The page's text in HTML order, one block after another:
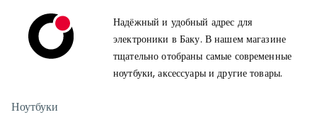
Надёжный и удобный адрес для
электроники в Баку. В нашем магазине
тщательно отобраны самые современные
ноутбуки, аксессуары и другие товары.
Ноутбуки